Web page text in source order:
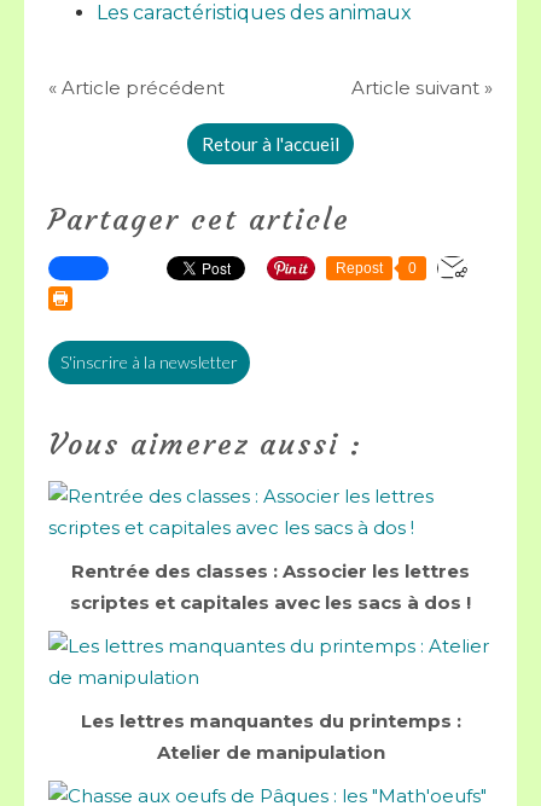
Les caractéristiques des animaux
« Article précédent Article suivant »
Retour à l'accueil
Partager cet article
Repost 0
S'inscrire à la newsletter
Vous aimerez aussi :
Rentrée des classes : Associer les lettres
scriptes et capitales avec les sacs à dos !
Les lettres manquantes du printemps :
Atelier de manipulation